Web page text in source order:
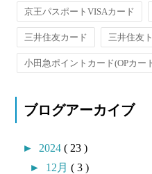
京王パスポートVISAカード
三井住友カード 三井住友
小田急ポイントカード(OPカー
ブログアーカイブ
► 2024( 23 )
► 12月( 3 )